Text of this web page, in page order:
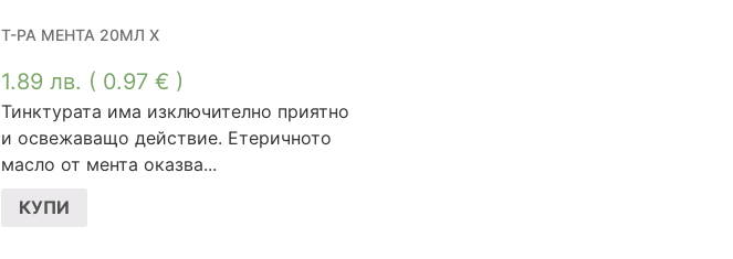
Т-РА МЕНТА 20МЛ Х
1.89 лв. ( 0.97 € )
Тинктурата има изключително приятно
и освежаващо действие. Етеричното
масло от мента оказва...
КУПИ